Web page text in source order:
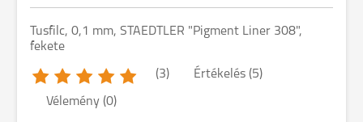
Tusfilc, 0,1 mm, STAEDTLER "Pigment Liner 308",
fekete
(3) Értékelés (5)
Vélemény (0)